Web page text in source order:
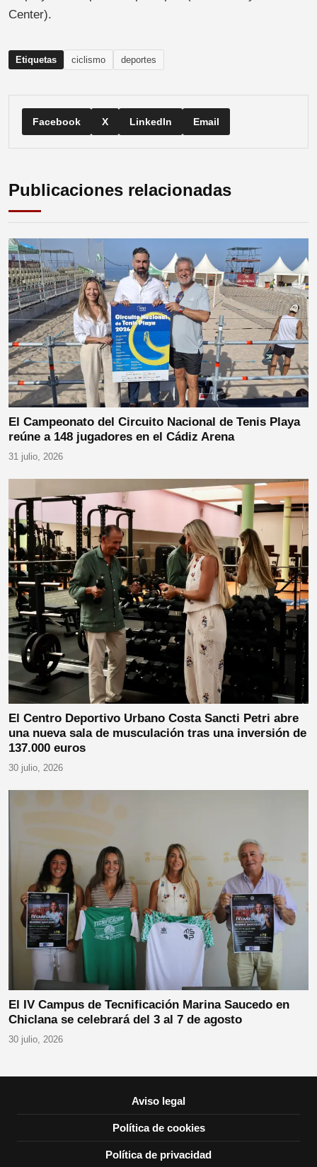
Center).
Etiquetas ciclismo deportes
Facebook X LinkedIn Email
Publicaciones relacionadas
El Campeonato del Circuito Nacional de Tenis Playa
reúne a 148 jugadores en el Cádiz Arena
31 julio, 2026
El Centro Deportivo Urbano Costa Sancti Petri abre
una nueva sala de musculación tras una inversión de
137.000 euros
30 julio, 2026
El IV Campus de Tecnificación Marina Saucedo en
Chiclana se celebrará del 3 al 7 de agosto
30 julio, 2026
Aviso legal
Política de cookies
Política de privacidad